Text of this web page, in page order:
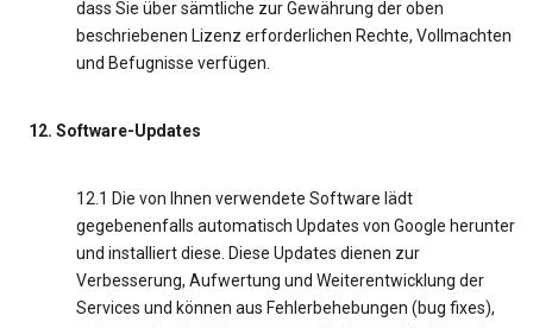
dass Sie über sämtliche zur Gewährung der oben
beschriebenen Lizenz erforderlichen Rechte, Vollmachten
und Befugnisse verfügen.
12. Software-Updates
12.1 Die von Ihnen verwendete Software lädt
gegebenenfalls automatisch Updates von Google herunter
und installiert diese. Diese Updates dienen zur
Verbesserung, Aufwertung und Weiterentwicklung der
Services und können aus Fehlerbehebungen (bug fixes),